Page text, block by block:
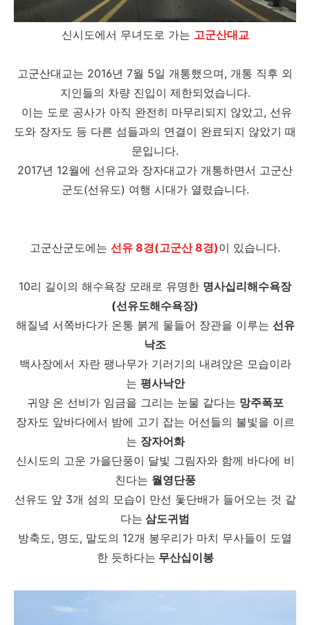
신시도에서 무녀도로 가는 고군산대교
고군산대교는 2016년 7월 5일 개통했으며, 개통 직후 외
지인들의 차량 진입이 제한되었습니다.
이는 도로 공사가 아직 완전히 마무리되지 않았고, 선유
도와 장자도 등 다른 섬들과의 연결이 완료되지 않았기 때
문입니다.​
2017년 12월에 선유교와 장자대교가 개통하면서 고군산
군도(선유도) 여행 시대가 열렸습니다.
고군산군도에는 선유 8경(고군산 8경)이 있습니다.
10리 길이의 해수욕장 모래로 유명한 명사십리해수욕장
(선유도해수욕장)
해질녘 서쪽바다가 온통 붉게 물들어 장관을 이루는 선유
낙조
백사장에서 자란 팽나무가 기러기의 내려앉은 모습이라
는 평사낙안
귀양 온 선비가 임금을 그리는 눈물 같다는 망주폭포
장자도 앞바다에서 밤에 고기 잡는 어선들의 불빛을 이르
는 장자어화
신시도의 고운 가을단풍이 달빛 그림자와 함께 바다에 비
친다는 월영단풍
선유도 앞 3개 섬의 모습이 만선 돛단배가 들어오는 것 같
다는 삼도귀범
방축도, 명도, 말도의 12개 봉우리가 마치 무사들이 도열
한 듯하다는 무산십이봉